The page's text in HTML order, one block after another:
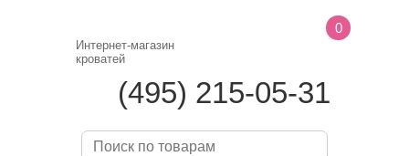
Интернет-магазин
кроватей
(495) 215-05-31
0